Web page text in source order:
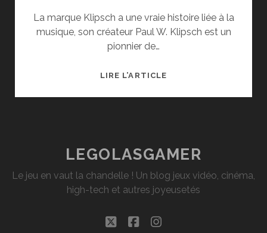
La marque Klipsch a une vraie histoire liée à la
musique, son créateur Paul W. Klipsch est un
pionnier de…
LIRE L’ARTICLETEST
LEGOLASGAMER
Le jeu en vaut la chandelle ! Un blog jeux vidéo, cinéma,
high-tech et autres joyeusetés
twitterfacebookinstagram